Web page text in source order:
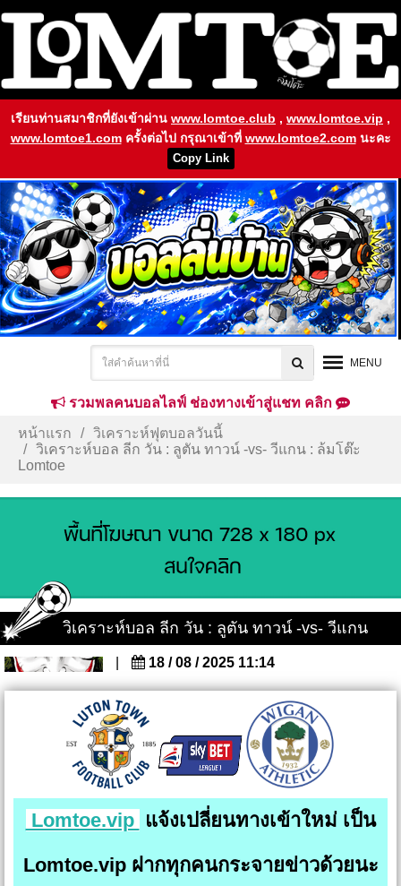
เรียนท่านสมาชิกที่ยังเข้าผ่าน www.lomtoe.club , www.lomtoe.vip ,
www.lomtoe1.com ครั้งต่อไป กรุณาเข้าที่ www.lomtoe2.comนะคะ
Copy Link
MENU
รวมพลคนบอลไลฟ์ ช่องทางเข้าสู่แชท คลิก
หน้าแรก
วิเคราะห์ฟุตบอลวันนี้
วิเคราะห์บอล ลีก วัน : ลูตัน ทาวน์ -vs- วีแกน : ล้มโต๊ะ
Lomtoe
วิเคราะห์บอล ลีก วัน : ลูตัน ทาวน์ -vs- วีแกน
18 / 08 / 2025 11:14
Lomtoe.vip แจ้งเปลี่ยนทางเข้าใหม่ เป็น
Lomtoe.vip ฝากทุกคนกระจายข่าวด้วยนะ